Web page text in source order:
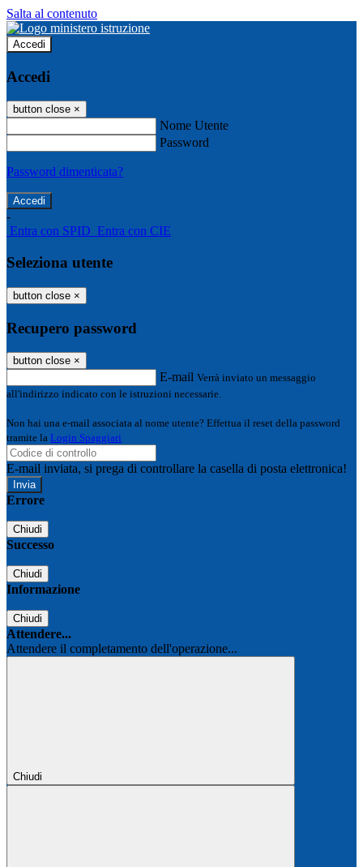
Salta al contenuto
Accedi
Accedi
button close ×
Nome Utente
Password
Password dimenticata?
-
Entra con SPID Entra con CIE
Seleziona utente
button close ×
Recupero password
button close ×
E-mail Verrà inviato un messaggio
all'indirizzo indicato con le istruzioni necessarie.
Non hai una e-mail associata al nome utente? Effettua il reset della password
tramite la Login Spaggiari
E-mail inviata, si prega di controllare la casella di posta elettronica!
Errore
Chiudi
Successo
Chiudi
Informazione
Chiudi
Attendere...
Attendere il completamento dell'operazione...
Chiudi